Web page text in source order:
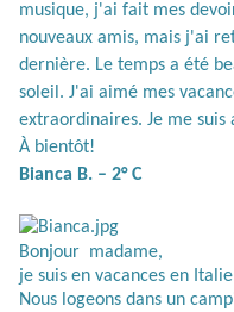
musique, j'ai fait mes
nouveaux amis, mais j'ai
dernière. Le temps a été
soleil. J'ai aimé mes
extraordinaires. Je me suis
À bientôt!
Bianca B. – 2° C
Bonjour madame,
je suis en vacances en
Nous logeons dans un